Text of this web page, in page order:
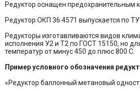
Редуктор оснащен предохранительным
Редуктор ОКП 36 4571 выпускается по
Редукторы изготавливаются видов
исполнения У2 и Т2 по ГОСТ 15150, но
температур от минус 450 до плюс 800 С.
Пример условного обозначения
«Редуктор баллонный метановый